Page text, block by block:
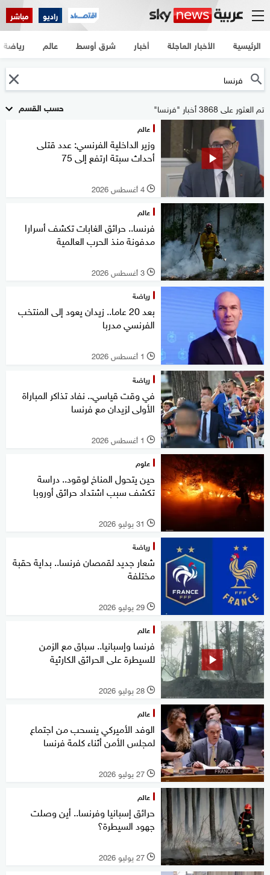
راديو مباشر
الرئيسية الأخبار العاجلة أخبار شرق أوسط عالم رياضة
حسب القسم تم العثور على 3868 أخبار "فرنسا"
عالم
وزير الداخلية الفرنسي: عدد قتلى
أحداث سبتة ارتفع ‌إلى 75
l 4 أغسطس 2026
عالم
فرنسا.. حرائق الغابات تكشف أسرارا
مدفونة منذ الحرب العالمية
l 3 أغسطس 2026
رياضة
بعد 20 عاما.. زيدان يعود إلى المنتخب
الفرنسي مدربا
l 1 أغسطس 2026
رياضة
في وقت قياسي.. نفاد تذاكر المباراة
الأولى لزيدان مع فرنسا
l 1 أغسطس 2026
علوم
حين يتحول المناخ لوقود.. دراسة
تكشف سبب اشتداد حرائق أوروبا
l 31 يوليو 2026
رياضة
شعار جديد لقمصان فرنسا.. بداية حقبة
مختلفة
l 29 يوليو 2026
عالم
فرنسا وإسبانيا.. سباق مع الزمن
للسيطرة على الحرائق الكارثية
l 28 يوليو 2026
عالم
الوفد الأميركي ينسحب من اجتماع
لمجلس الأمن أثناء كلمة فرنسا
l 27 يوليو 2026
عالم
حرائق إسبانيا وفرنسا.. أين وصلت
جهود السيطرة؟
l 27 يوليو 2026